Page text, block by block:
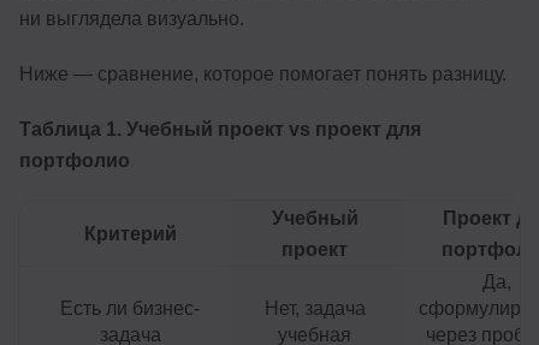
ни выглядела визуально.
Ниже — сравнение, которое помогает понять разницу.
Таблица 1. Учебный проект vs проект для
портфолио
Критерий
Учебный
проект
Проект
Есть ли бизнес-
задача
Нет, задача
учебная
Да,
через